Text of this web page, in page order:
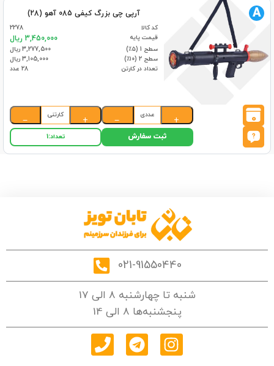
آرپی چی بزرگ کیفی 085 آهو (28)
کد کالا
2278
قیمت پایه
3,450,000 ریال
سطح 1 (۵٪)
3,277,500 ریال
سطح 2 (۱۰٪)
3,105,000 ریال
تعداد در کارتن
28 عدد
0
A
+
عددی
−
+
کارتنی
−
ثبت سفارش تعداد:1
021-91550440
شنبه تا چهارشنبه 8 الی 17
پنجشنبه‌ها 8 الی 14